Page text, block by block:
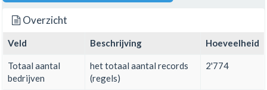
Overzicht
Veld Beschrijving Hoeveelheid
Totaal aantal
bedrijven
het totaal aantal records
(regels)
2'774